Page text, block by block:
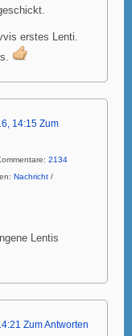
erstes Lenti.
14:15 Zum
2134
Nachricht /
Lentis
Zum Antworten